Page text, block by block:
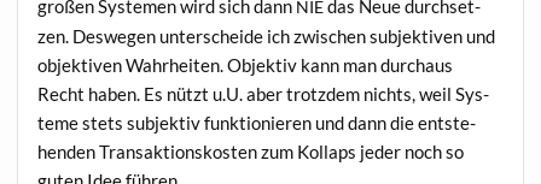
gro­ßen Sys­te­men wird sich dann NIEdas Neue durch­set­
zen. Des­we­gen unter­schei­de ich zwi­schen sub­jek­ti­ven und
objek­ti­ven Wahr­hei­ten. Objek­tiv kann man durch­aus
Recht haben. Es nützt u.U. aber trotz­dem nichts, weil Sys­
te­me stets sub­jek­tiv funk­tio­nie­ren und dann die ent­ste­
hen­den Trans­ak­ti­ons­kos­ten zum Kol­laps jeder noch so